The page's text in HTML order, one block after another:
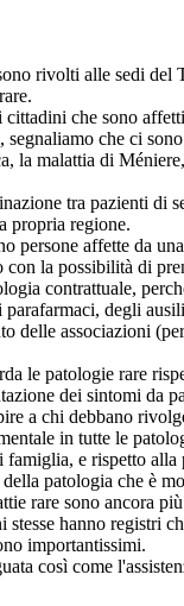
rivolti alle sedi
che sono affetti
che ci
la malattia di
tra pazienti di
propria regione.
affette da
la possibilità di
contrattuale,
degli
associazioni
le patologie rare
dei sintomi da
a chi debbano
in tutte le
e rispetto alla
patologia che è
rare sono ancora
stesse hanno registri
importantissimi.
così come